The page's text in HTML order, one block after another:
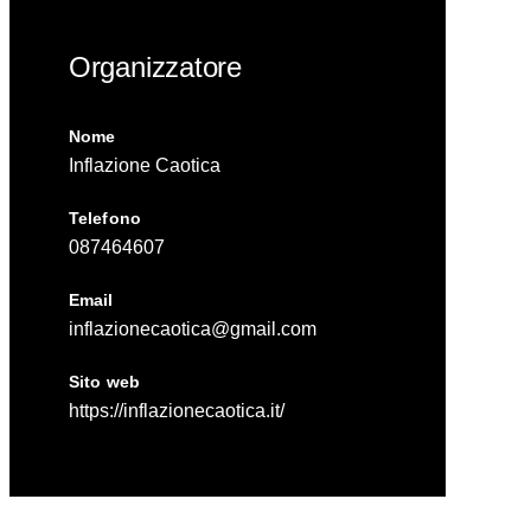
Organizzatore
Nome
Inflazione Caotica
Telefono
087464607
Email
inflazionecaotica@gmail.com
Sito web
https://inflazionecaotica.it/